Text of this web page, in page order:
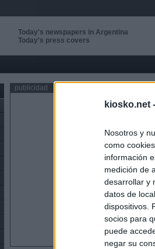
kiosko.net -
Nosotros y
como
información
medición de
desarrollar y
datos de
dispositivos.
socios para
puede
negar su
Today's newspapers in Argentina
Today's press covers
publicidad